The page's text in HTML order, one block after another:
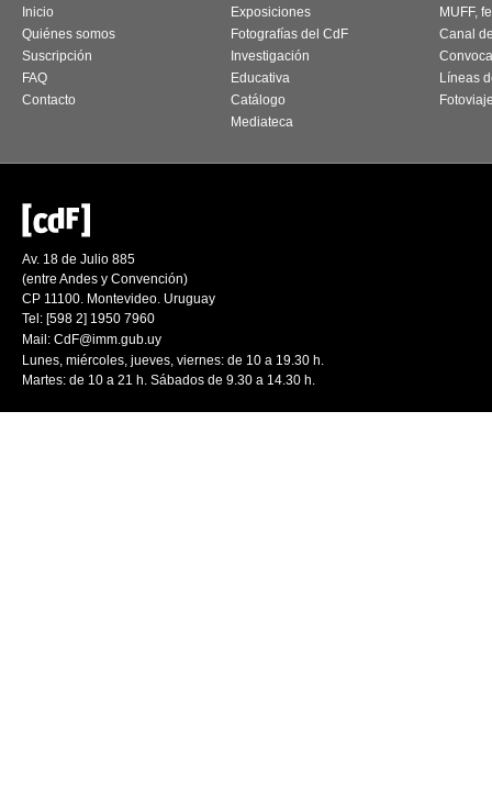
Inicio
Quiénes somos
Suscripción
FAQ
Contacto
Exposiciones
Fotografías del CdF
Investigación
Educativa
Catálogo
Mediateca
MUFF,
Canal
Líneas
Av. 18 de Julio 885
(entre Andes y Convención)
CP 11100. Montevideo. Uruguay
Tel: [598 2] 1950 7960
Mail: CdF@imm.gub.uy
Lunes, miércoles, jueves, viernes: de 10 a 19.30 h.
Martes: de 10 a 21 h. Sábados de 9.30 a 14.30 h.